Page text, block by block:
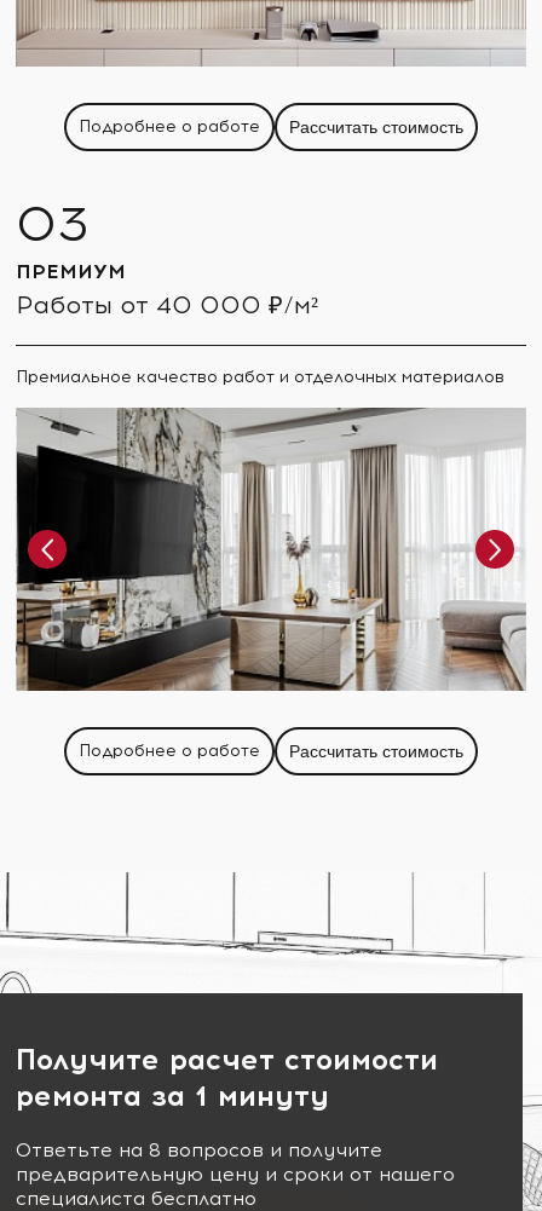
Подробнее о работе Рассчитать стоимость
ПРЕМИУМ
Работы от 40 000 ₽/м²
Премиальное качество работ и отделочных материалов
Подробнее о работе Рассчитать стоимость
Получите расчет стоимости
ремонта за 1 минуту
Ответьте на 8 вопросов и получите
предварительную цену и сроки от нашего
специалиста бесплатно